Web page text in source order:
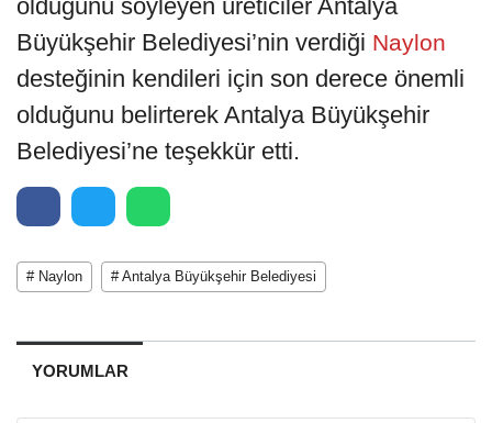
olduğunu söyleyen üreticiler Antalya
Büyükşehir Belediyesi’nin verdiği Naylon
desteğinin kendileri için son derece önemli
olduğunu belirterek Antalya Büyükşehir
Belediyesi’ne teşekkür etti.
# Naylon # Antalya Büyükşehir Belediyesi
YORUMLAR